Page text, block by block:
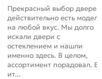
Прекрасный выбор
действительно есть модели
на любой вкус. Мы долго
искали двери с
остеклением и нашли
именно здесь. В целом,
ассортимент порадовал. В
ит...